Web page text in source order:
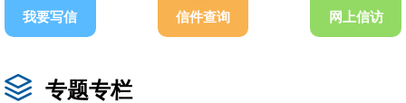
我要写信 信件查询 网上信访
专题专栏